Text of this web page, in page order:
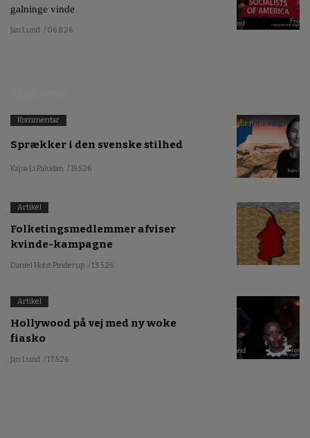
galninge vinde
Jan Lund / 06.8.26
Kommentar
Sprækker i den svenske stilhed
Kajsa Li Paludan / 19.5.26
Artikel
Folketingsmedlemmer afviser
kvinde-kampagne
Daniel Holst Pinderup / 13.5.26
Artikel
Hollywood på vej med ny woke
fiasko
Jan Lund / 17.5.26